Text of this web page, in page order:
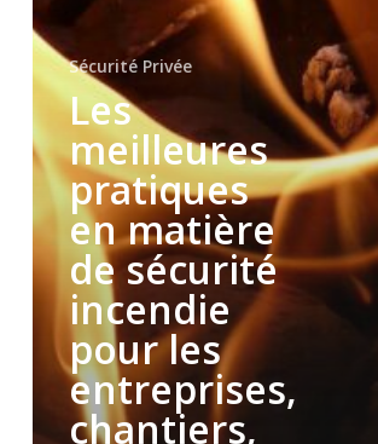
les
entreprises,
chantiers,
évènements,
magasins
à
Toulon,
Hyères
dans
le
Var
Sécurité Privée
Les
meilleures
pratiques
en matière
de sécurité
incendie
pour les
entreprises,
chantiers,